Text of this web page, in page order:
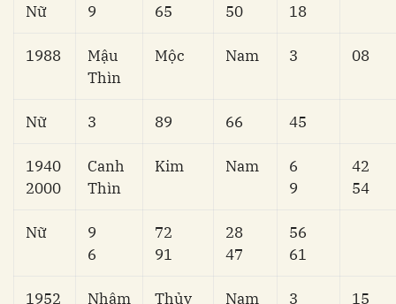
Nữ 9 65 50 18
1988
Mậu
Thìn
Mộc Nam 3 08
Nữ 3 89 66 45
1940
2000
Canh
Thìn
Kim Nam
6
9
42
54
Nữ
9
6
72
91
28
47
56
61
1952
Nhâm
Thủy Nam 3 15